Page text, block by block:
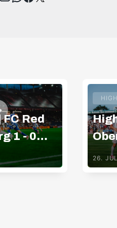
Red
1 - 0
26.